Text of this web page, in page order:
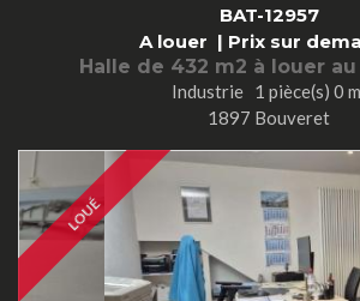
BAT-12957
A louer | Prix sur
Halle de 432 m2 à louer
Industrie 1 pièce(s) 0
1897 Bouveret
LOUÉ